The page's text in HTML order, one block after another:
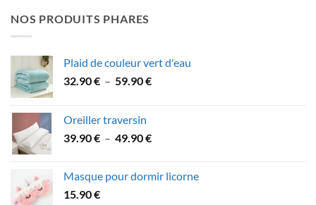
était :
74.90 €.
est :
62.90 €.
NOS PRODUITS PHARES
Plaid de couleur vert d'eau
32.90€ – 59.90€Plage
à
Oreiller traversin
39.90€ – 49.90€Plage
39.90 €
Masque pour dormir licorne
15.90€